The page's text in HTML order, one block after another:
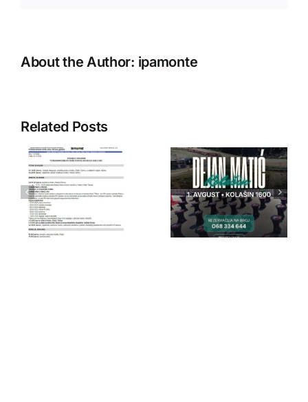
About the Author: ipamonte
Related Posts
IPA Crna
Gora
IPA Crna
Gora